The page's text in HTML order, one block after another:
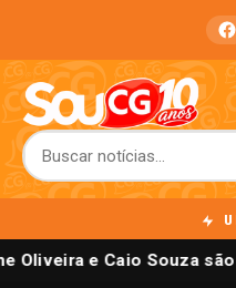
Oliveira e Caio Souza